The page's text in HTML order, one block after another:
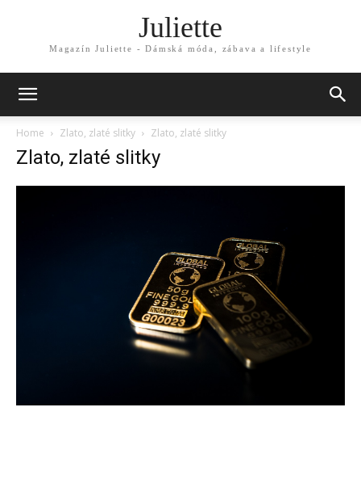
Juliette
Magazín Juliette - Dámská móda, zábava a lifestyle
Home Zlato, zlaté slitky Zlato, zlaté slitky
Zlato, zlaté slitky